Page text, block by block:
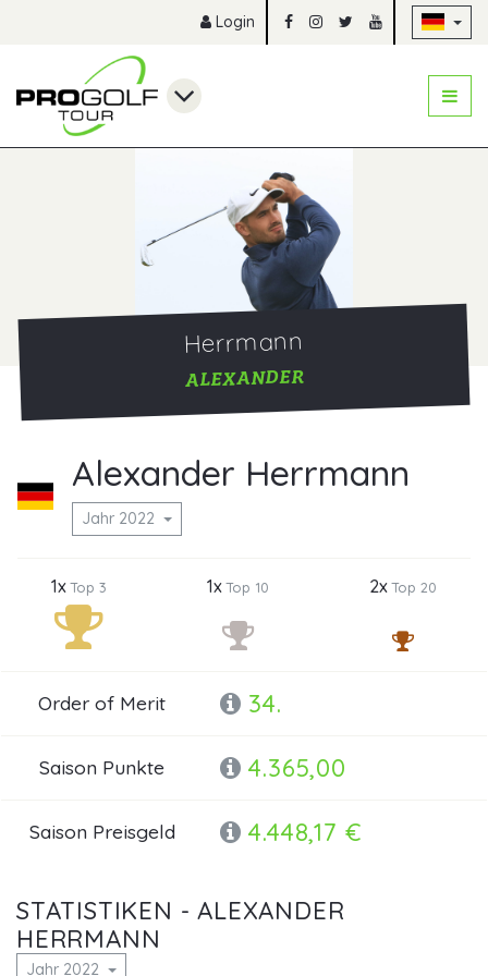
Login
Herrmann
ALEXANDER
Alexander Herrmann
Jahr 2022
1xTop 3 1xTop 10 2xTop 20
Order of Merit 34.
Saison Punkte 4.365,00
Saison Preisgeld 4.448,17 €
STATISTIKEN - ALEXANDER
HERRMANN
Jahr 2022